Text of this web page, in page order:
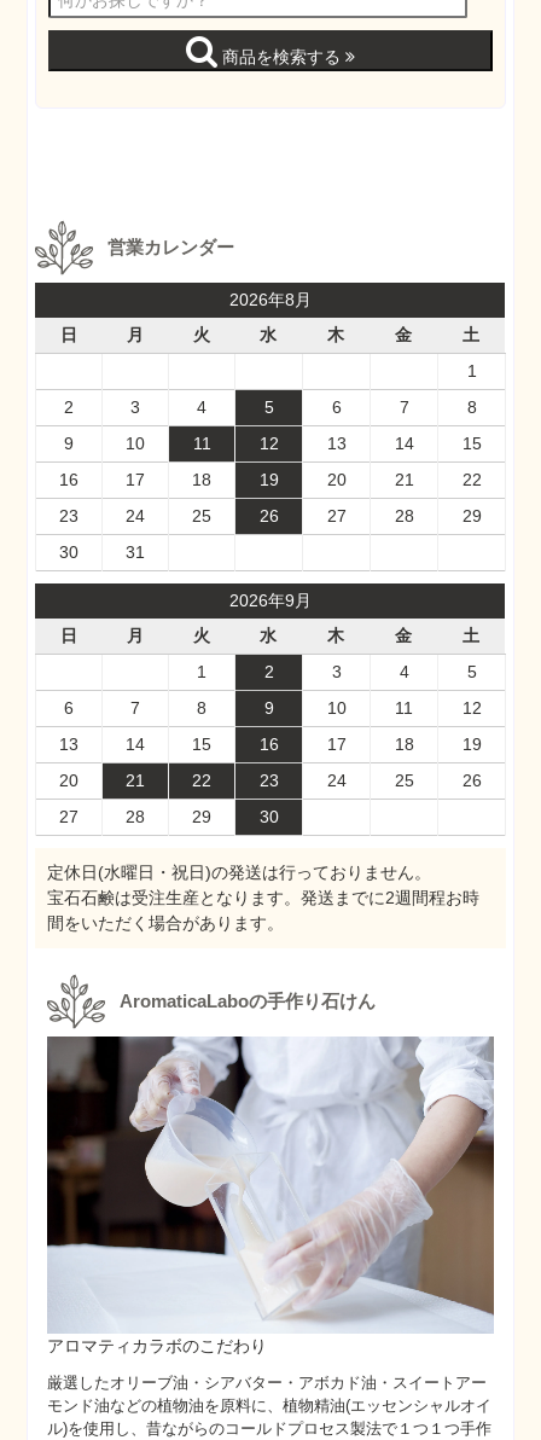
商品を検索する
営業カレンダー
2026年8月
日
月 火 水 木 金
土
1
2
3 4 5 6 7
8
9
10 11 12 13 14
15
16
17 18 19 20 21
22
23
24 25 26 27 28
29
30
31
2026年9月
日
月 火 水 木 金
土
1
2 3 4
5
6
7 8 9 10 11
12
13
14 15 16 17 18
19
20
21 22 23 24 25
26
27
28 29 30
定休日(水曜日・祝日)の発送は行っておりません。
宝石石鹸は受注生産となります。発送までに2週間程お時
間をいただく場合があります。
AromaticaLaboの手作り石けん
アロマティカラボのこだわり
厳選したオリーブ油・シアバター・アボカド油・スイートアー
モンド油などの植物油を原料に、植物精油(エッセンシャルオイ
ル)を使用し、昔ながらのコールドプロセス製法で１つ１つ手作